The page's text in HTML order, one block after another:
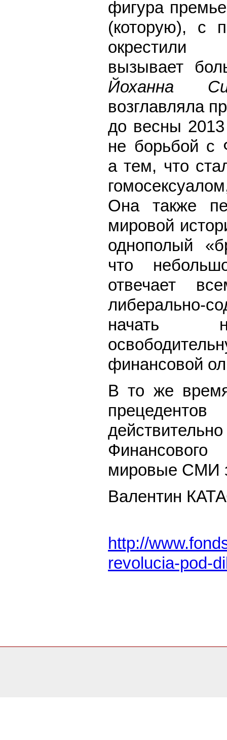
фигура
(которую), с
окрестили
вызывает
Йоханна
возглавляла
до весны
не борьбой с
а тем, что
Она также
мировой
однополый
что
отвечает
либерально-
начать
финансовой
В то же
мировые СМИ
Валентин
http://
revolucia-pod-